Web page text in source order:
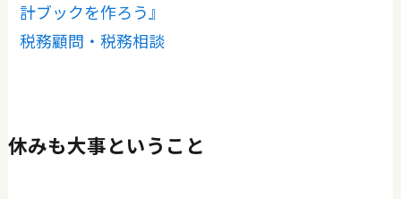
計ブックを作ろう』
税務顧問・税務相談
休みも大事ということ